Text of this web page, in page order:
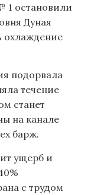
1 остановили
Дуная
охлаждение
подорвала
течение
станет
на канале
барж.
ущерб и
с трудом